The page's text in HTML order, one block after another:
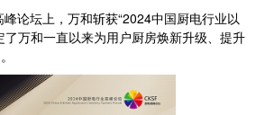
坛上，万和斩获“2024中国厨电行业以
了万和一直以来为用户厨房焕新升级、提升